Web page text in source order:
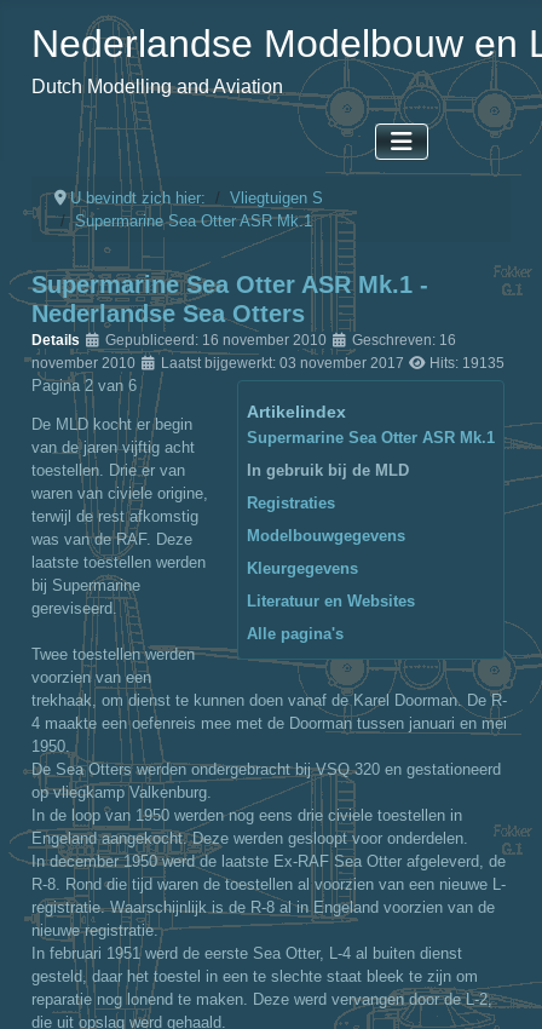
Nederlandse Modelbouw en
Dutch Modelling and Aviation
U bevindt zich hier:
Vliegtuigen S
Supermarine Sea Otter ASR Mk.1
Supermarine Sea Otter ASR Mk.1 -
Nederlandse Sea Otters
Details Gepubliceerd: 16 november 2010
Geschreven: 16
november 2010
Laatst bijgewerkt: 03 november 2017 Hits: 19135
Artikelindex
Supermarine Sea Otter ASR Mk.1
In gebruik bij de MLD
Registraties
Modelbouwgegevens
Kleurgegevens
Literatuur en Websites
Alle pagina's
Pagina 2 van 6
De MLD kocht er begin
van de jaren vijftig acht
toestellen. Drie er van
waren van civiele origine,
terwijl de rest afkomstig
was van de RAF. Deze
laatste toestellen werden
bij Supermarine
gereviseerd.
Twee toestellen werden
voorzien van een
trekhaak, om dienst te kunnen doen vanaf de Karel Doorman. De R-
4 maakte een oefenreis mee met de Doorman tussen januari en mei
1950.
De Sea Otters werden ondergebracht bij VSQ 320 en gestationeerd
op vliegkamp Valkenburg.
In de loop van 1950 werden nog eens drie civiele toestellen in
Engeland aangekocht. Deze werden gesloopt voor onderdelen.
In december 1950 werd de laatste Ex-RAF Sea Otter afgeleverd, de
R-8. Rond die tijd waren de toestellen al voorzien van een nieuwe L-
registratie. Waarschijnlijk is de R-8 al in Engeland voorzien van de
nieuwe registratie.
In februari 1951 werd de eerste Sea Otter, L-4 al buiten dienst
gesteld, daar het toestel in een te slechte staat bleek te zijn om
reparatie nog lonend te maken. Deze werd vervangen door de L-2,
die uit opslag werd gehaald.